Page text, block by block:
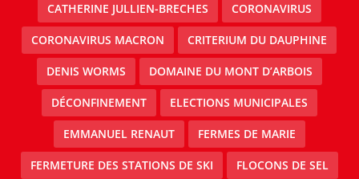
CATHERINE JULLIEN-BRECHES CORONAVIRUS
CORONAVIRUS MACRON CRITERIUM DU DAUPHINE
DENIS WORMS DOMAINE DU MONT D’ARBOIS
DÉCONFINEMENT ELECTIONS MUNICIPALES
EMMANUEL RENAUT FERMES DE MARIE
FERMETURE DES STATIONS DE SKI FLOCONS DE SEL